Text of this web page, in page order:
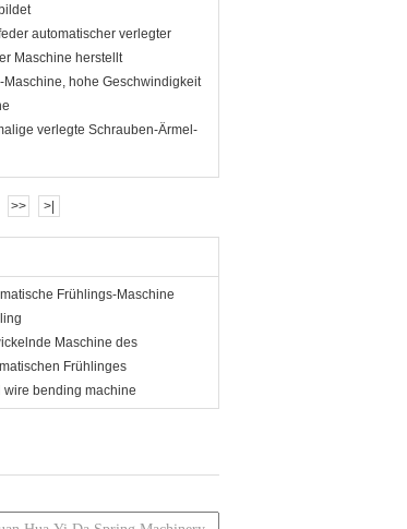
automatischer verlegter
Maschine herstellt
hohe Geschwindigkeit
verlegte Schrauben-Ärmel-
>> >|
Frühlings-Maschine
Maschine des
Frühlinges
wire bending machine